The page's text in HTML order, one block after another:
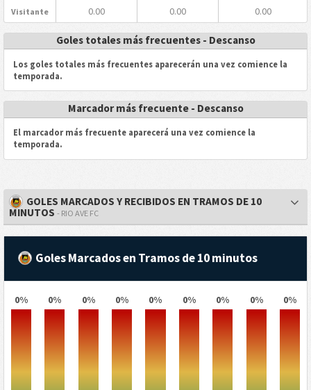
Visitante 0.00 0.00 0.00
Goles totales más frecuentes - Descanso
Los goles totales más frecuentes aparecerán una vez comience la
temporada.
Marcador más frecuente - Descanso
El marcador más frecuente aparecerá una vez comience la
temporada.
GOLES MARCADOS Y RECIBIDOS EN TRAMOS DE 10
MINUTOS - RIO AVE FC
Goles Marcados en Tramos de 10 minutos
0% 0% 0% 0% 0% 0% 0% 0% 0%